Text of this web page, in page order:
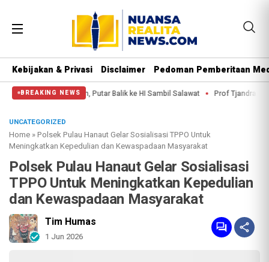
Kebijakan & Privasi Disclaimer Pedoman Pemberitaan
BREAKING NEWS
Thamrin, Putar Balik ke HI Sambil Salawat Prof Tjandra: Varian
UNCATEGORIZED
Home »Polsek Pulau Hanaut Gelar Sosialisasi TPPO Untuk
Meningkatkan Kepedulian dan Kewaspadaan Masyarakat
Polsek Pulau Hanaut Gelar Sosialisasi
TPPO Untuk Meningkatkan Kepedulian
dan Kewaspadaan Masyarakat
Tim Humas
1 Jun 2026